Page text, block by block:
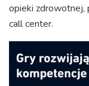
opieki zdrowotnej,
call center.